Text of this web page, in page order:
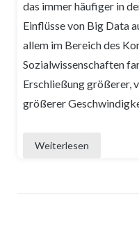
das immer häufiger in
Einflüsse von Big Data
allem im Bereich des
Sozialwissenschaften
Erschließung größerer,
größerer
Weiterlesen